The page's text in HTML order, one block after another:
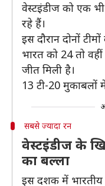
वेस्टइंडीज को एक
रहे हैं।
इस दौरान दोनों
भारत को 24 तो
जीत मिली है।
13 टी-20 मुकाबलों
सबसे ज्यादा रन
वेस्टइंडीज के
का बल्ला
इस दशक में भारतीय